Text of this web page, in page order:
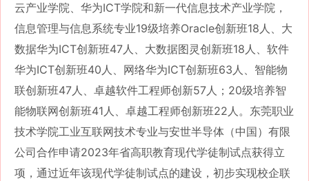
云产业学院、华为ICT学院和新一代信息技术产业学院，
信息管理与信息系统专业19级培养Oracle创新班18人、大
数据华为ICT创新班47人、大数据图灵创新班18人、软件
华为ICT创新班40人、网络华为ICT创新班63人、智能物
联创新班47人、卓越软件工程师创新57人；20级培养智
能物联网创新班41人、卓越工程师创新班22人。东莞职业
技术学院工业互联网技术专业与安世半导体（中国）有限
公司合作申请2023年省高职教育现代学徒制试点获得立
项，通过近年该现代学徒制试点的建设，初步实现校企联